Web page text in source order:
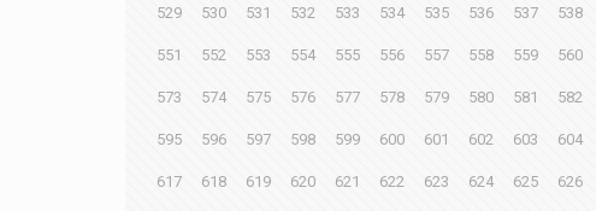
529 530 531 532 533 534 535 536 537 538
551 552 553 554 555 556 557 558 559 560
573 574 575 576 577 578 579 580 581 582
595 596 597 598 599 600 601 602 603 604
617 618 619 620 621 622 623 624 625 626